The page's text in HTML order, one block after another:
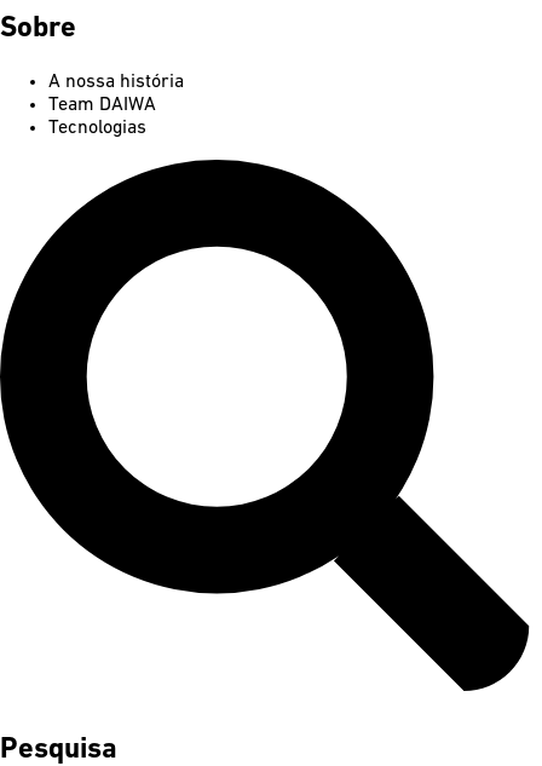
Sobre
A nossa história
Team DAIWA
Tecnologias
Pesquisa